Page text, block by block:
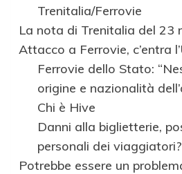
Trenitalia/Ferrovie
La nota di Trenitalia del 23
Attacco a Ferrovie, c’entra
Ferrovie dello Stato:
origine e nazionalità
Chi è Hive
Danni alla biglietterie,
personali dei viaggiatori?
Potrebbe essere un